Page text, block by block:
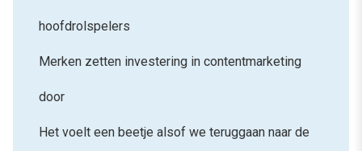
hoofdrolspelers
Merken zetten investering in contentmarketing
door
Het voelt een beetje alsof we teruggaan naar de